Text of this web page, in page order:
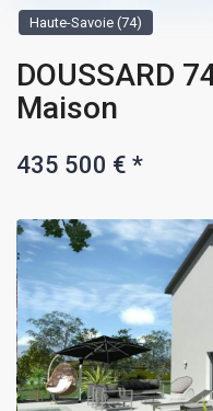
Haute-Savoie (74)
DOUSSARD
Maison
435 500 €*